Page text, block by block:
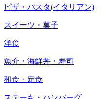
ピザ・パスタ(イタリアン)
スイーツ・菓子
洋食
魚介・海鮮丼・寿司
和食・定食
ステーキ・ハンバーグ